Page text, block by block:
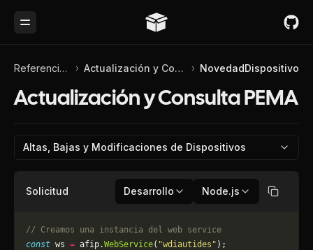
Toggle Menu
Referencia de API Actualización y Consulta PEMA NovedadDispositivo
Actualización y Consulta PEMA
Altas, Bajas y Modificaciones de Dispositivos
Solicitud Desarrollo Node.js Copiar
// Creamos una instancia del web service
const ws = afip.WebService( "wdiautides" );